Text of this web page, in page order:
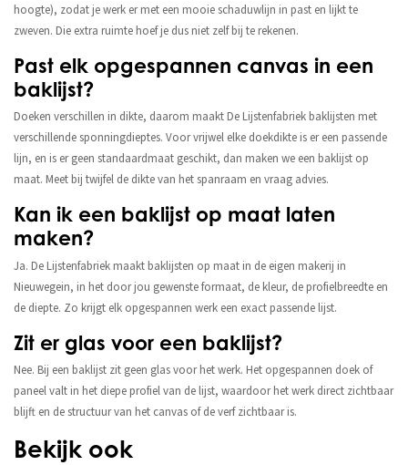
hoogte), zodat je werk er met een mooie schaduwlijn in past en lijkt te
zweven. Die extra ruimte hoef je dus niet zelf bij te rekenen.
Past elk opgespannen canvas in een
baklijst?
Doeken verschillen in dikte, daarom maakt De Lijstenfabriek baklijsten met
verschillende sponningdieptes. Voor vrijwel elke doekdikte is er een passende
lijn, en is er geen standaardmaat geschikt, dan maken we een baklijst op
maat. Meet bij twijfel de dikte van het spanraam en vraag advies.
Kan ik een baklijst op maat laten
maken?
Ja. De Lijstenfabriek maakt baklijsten op maat in de eigen makerij in
Nieuwegein, in het door jou gewenste formaat, de kleur, de profielbreedte en
de diepte. Zo krijgt elk opgespannen werk een exact passende lijst.
Zit er glas voor een baklijst?
Nee. Bij een baklijst zit geen glas voor het werk. Het opgespannen doek of
paneel valt in het diepe profiel van de lijst, waardoor het werk direct zichtbaar
blijft en de structuur van het canvas of de verf zichtbaar is.
Bekijk ook